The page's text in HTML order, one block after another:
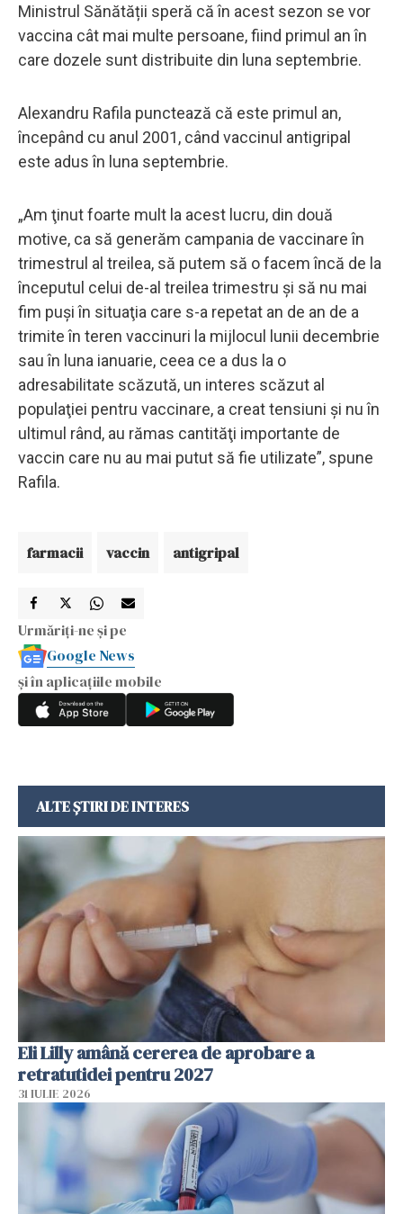
Ministrul Sănătății speră că în acest sezon se vor
vaccina cât mai multe persoane, fiind primul an în
care dozele sunt distribuite din luna septembrie.
Alexandru Rafila punctează că este primul an,
începând cu anul 2001, când vaccinul antigripal
este adus în luna septembrie.
„Am ţinut foarte mult la acest lucru, din două
motive, ca să generăm campania de vaccinare în
trimestrul al treilea, să putem să o facem încă de la
începutul celui de-al treilea trimestru şi să nu mai
fim puşi în situaţia care s-a repetat an de an de a
trimite în teren vaccinuri la mijlocul lunii decembrie
sau în luna ianuarie, ceea ce a dus la o
adresabilitate scăzută, un interes scăzut al
populaţiei pentru vaccinare, a creat tensiuni şi nu în
ultimul rând, au rămas cantităţi importante de
vaccin care nu au mai putut să fie utilizate”, spune
Rafila.
farmacii vaccin antigripal
Urmăriți-ne și pe
Google News
și în aplicațiile mobile
ALTE ȘTIRI DE INTERES
Eli Lilly amână cererea de aprobare a
retratutidei pentru 2027
31 IULIE 2026